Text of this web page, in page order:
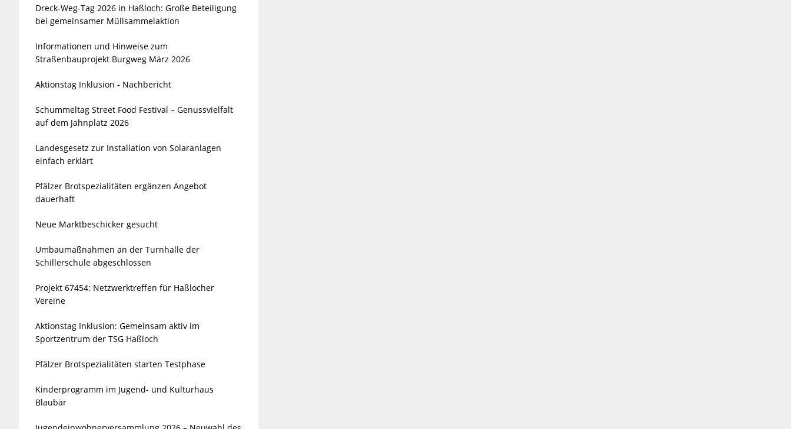
Dreck-Weg-Tag 2026 in Haßloch: Große Beteiligung
bei gemeinsamer Müllsammelaktion
Informationen und Hinweise zum
Straßenbauprojekt Burgweg März 2026
Aktionstag Inklusion - Nachbericht
Schummeltag Street Food Festival – Genussvielfalt
auf dem Jahnplatz 2026
Landesgesetz zur Installation von Solaranlagen
einfach erklärt
Pfälzer Brotspezialitäten ergänzen Angebot
dauerhaft
Neue Marktbeschicker gesucht
Umbaumaßnahmen an der Turnhalle der
Schillerschule abgeschlossen
Projekt 67454: Netzwerktreffen für Haßlocher
Vereine
Aktionstag Inklusion: Gemeinsam aktiv im
Sportzentrum der TSG Haßloch
Pfälzer Brotspezialitäten starten Testphase
Kinderprogramm im Jugend- und Kulturhaus
Blaubär